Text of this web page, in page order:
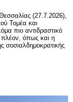
(27.7.2026),
Τομέα και
πιο αντιδραστικό
όπως και η
σοσιαλδημοκρατικής